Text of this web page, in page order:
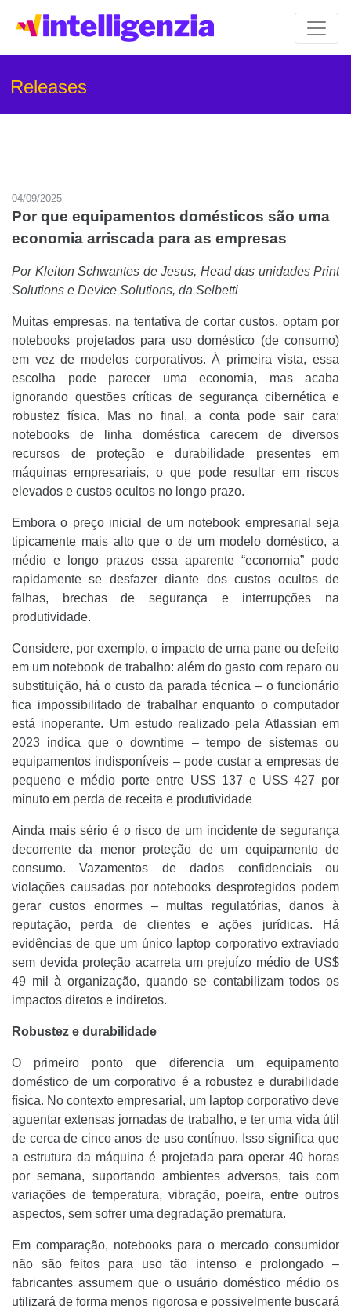
Releases
04/09/2025
Por que equipamentos domésticos são uma
economia arriscada para as empresas
Por Kleiton Schwantes de Jesus, Head das unidades Print
Solutions e Device Solutions, da Selbetti
Muitas empresas, na tentativa de cortar custos, optam por
notebooks projetados para uso doméstico (de consumo)
em vez de modelos corporativos. À primeira vista, essa
escolha pode parecer uma economia, mas acaba
ignorando questões críticas de segurança cibernética e
robustez física. Mas no final, a conta pode sair cara:
notebooks de linha doméstica carecem de diversos
recursos de proteção e durabilidade presentes em
máquinas empresariais, o que pode resultar em riscos
elevados e custos ocultos no longo prazo.
Embora o preço inicial de um notebook empresarial seja
tipicamente mais alto que o de um modelo doméstico, a
médio e longo prazos essa aparente “economia” pode
rapidamente se desfazer diante dos custos ocultos de
falhas, brechas de segurança e interrupções na
produtividade.
Considere, por exemplo, o impacto de uma pane ou defeito
em um notebook de trabalho: além do gasto com reparo ou
substituição, há o custo da parada técnica – o funcionário
fica impossibilitado de trabalhar enquanto o computador
está inoperante. Um estudo realizado pela Atlassian em
2023 indica que o downtime – tempo de sistemas ou
equipamentos indisponíveis – pode custar a empresas de
pequeno e médio porte entre US$ 137 e US$ 427 por
minuto em perda de receita e produtividade
Ainda mais sério é o risco de um incidente de segurança
decorrente da menor proteção de um equipamento de
consumo. Vazamentos de dados confidenciais ou
violações causadas por notebooks desprotegidos podem
gerar custos enormes – multas regulatórias, danos à
reputação, perda de clientes e ações jurídicas. Há
evidências de que um único laptop corporativo extraviado
sem devida proteção acarreta um prejuízo médio de US$
49 mil à organização, quando se contabilizam todos os
impactos diretos e indiretos.
Robustez e durabilidade
O primeiro ponto que diferencia um equipamento
doméstico de um corporativo é a robustez e durabilidade
física. No contexto empresarial, um laptop corporativo deve
aguentar extensas jornadas de trabalho, e ter uma vida útil
de cerca de cinco anos de uso contínuo. Isso significa que
a estrutura da máquina é projetada para operar 40 horas
por semana, suportando ambientes adversos, tais com
variações de temperatura, vibração, poeira, entre outros
aspectos, sem sofrer uma degradação prematura.
Em comparação, notebooks para o mercado consumidor
não são feitos para uso tão intenso e prolongado –
fabricantes assumem que o usuário doméstico médio os
utilizará de forma menos rigorosa e possivelmente buscará